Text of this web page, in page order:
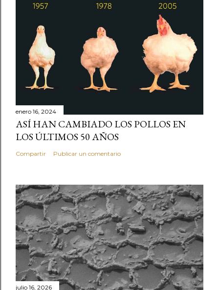
enero 16, 2024
ASÍ HAN CAMBIADO LOS POLLOS EN
LOS ÚLTIMOS 50 AÑOS
Compartir Publicar un comentario
julio 16, 2026